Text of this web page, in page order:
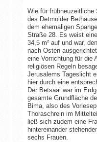
Wie für
des Detmolder
dem ehemaligen
Straße 28. Es weist
34,5 m² auf und war,
nach Osten
eine Vorrichtung für die
religiösen Regeln
Jerusalems Tageslicht
hier durch eine
Der Betsaal war im
gesamte Grundfläche
Bima, also des
Thoraschrein im
ließ sich zudem eine
hintereinander
sechs Frauen.